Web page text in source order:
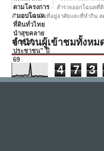
สำรวจออกโฉนดที่
ความมั่นคงในที่อยู่อาศัยและที่ทำกิน ลด
จำนวนผู้เข้าชมทั้งหม
4 7 3